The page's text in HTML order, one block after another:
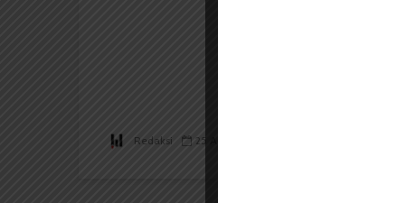
Redaksi 25 April 2015